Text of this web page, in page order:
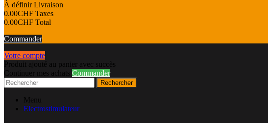
À définirLivraison
0.00CHF Taxes
0.00CHF Total
Commander
Votre compte
Produit ajouté au panier avec succès
Continuer mes achats Commander
Rechercher
Menu
Electrostimulateur